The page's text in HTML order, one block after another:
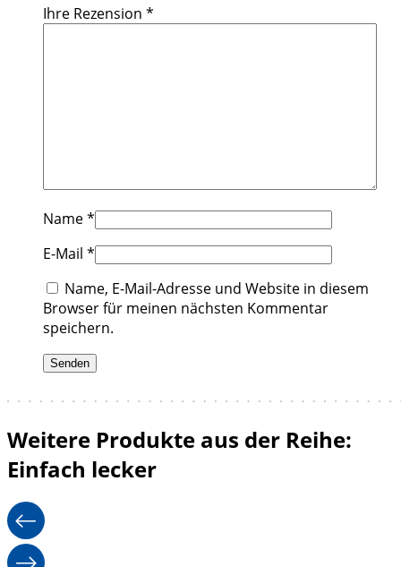
Ihre Rezension *
Name*
E-Mail *
Name, E-Mail-Adresse und Website in diesem
Browser für meinen nächsten Kommentar
speichern.
Weitere Produkte aus der Reihe:
Einfach lecker